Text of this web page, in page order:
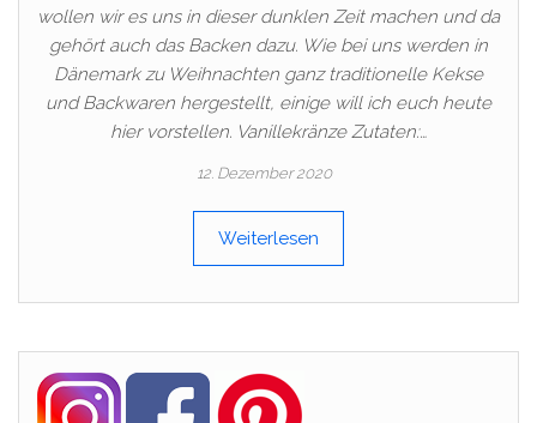
wollen wir es uns in dieser dunklen Zeit machen und da
gehört auch das Backen dazu. Wie bei uns werden in
Dänemark zu Weihnachten ganz traditionelle Kekse
und Backwaren hergestellt, einige will ich euch heute
hier vorstellen. Vanillekränze Zutaten:…
12. Dezember 2020
Weiterlesen